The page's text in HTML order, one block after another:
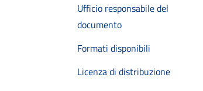
Ufficio responsabile del
documento
Formati disponibili
Licenza di distribuzione